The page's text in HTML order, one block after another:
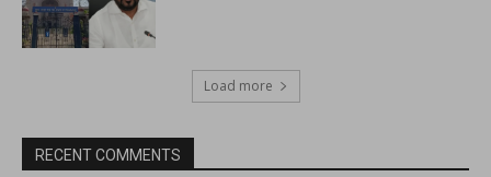
Load more
RECENT COMMENTS